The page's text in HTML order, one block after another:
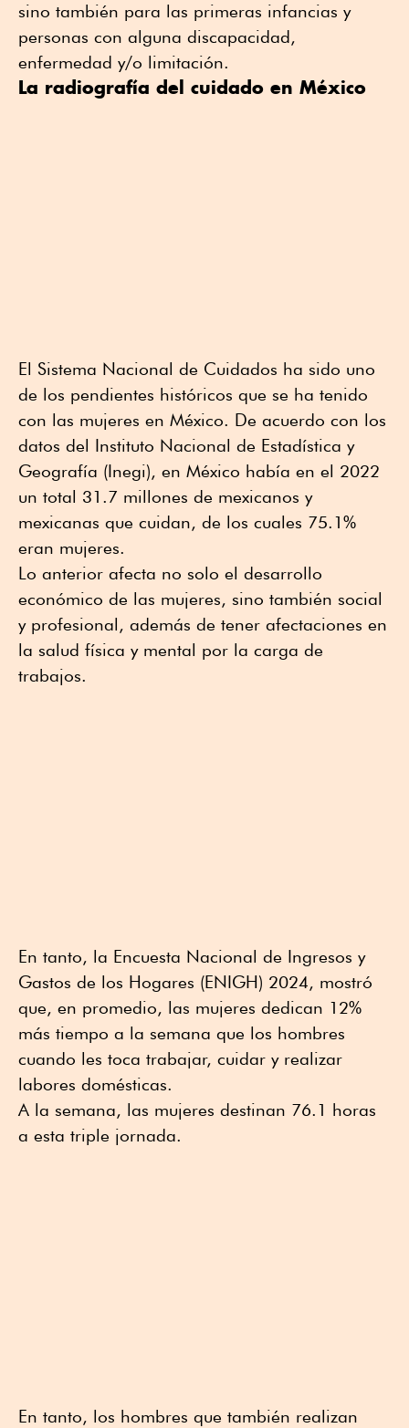
sino también para las primeras infancias y
personas con alguna discapacidad,
enfermedad y/o limitación.
La radiografía del cuidado en México
El Sistema Nacional de Cuidados ha sido uno
de los pendientes históricos que se ha tenido
con las mujeres en México. De acuerdo con los
datos del Instituto Nacional de Estadística y
Geografía (Inegi), en México había en el 2022
un total 31.7 millones de mexicanos y
mexicanas que cuidan, de los cuales 75.1%
eran mujeres.
Lo anterior afecta no solo el desarrollo
económico de las mujeres, sino también social
y profesional, además de tener afectaciones en
la salud física y mental por la carga de
trabajos.
En tanto, la Encuesta Nacional de Ingresos y
Gastos de los Hogares (ENIGH) 2024, mostró
que, en promedio, las mujeres dedican 12%
más tiempo a la semana que los hombres
cuando les toca trabajar, cuidar y realizar
labores domésticas.
A la semana, las mujeres destinan 76.1 horas
a esta triple jornada.
En tanto, los hombres que también realizan